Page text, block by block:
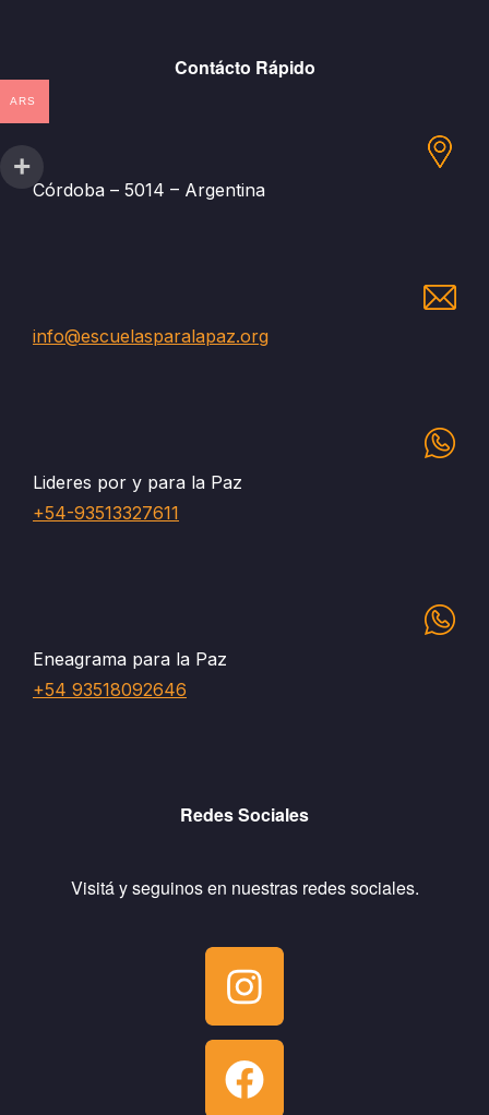
Contácto Rápido
Córdoba – 5014 – Argentina
info@escuelasparalapaz.org
Lideres por y para la Paz
+54-93513327611
Eneagrama para la Paz
+54 93518092646
Redes Sociales
Visitá y seguinos en nuestras redes sociales.
ARS